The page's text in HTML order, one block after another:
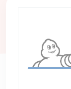
BIO &
ENTREPRISE
ANIMAUX